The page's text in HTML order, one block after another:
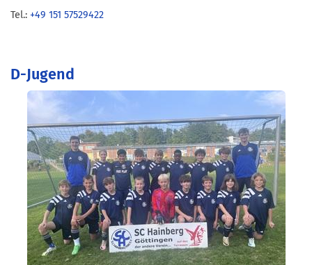
Tel.: +49 151 57529422
D-Jugend